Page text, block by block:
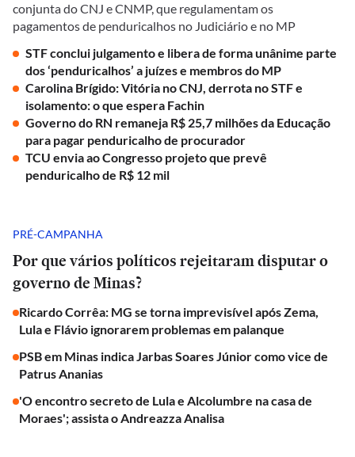
conjunta do CNJ e CNMP, que regulamentam os
pagamentos de penduricalhos no Judiciário e no MP
STF conclui julgamento e libera de forma unânime parte
dos ‘penduricalhos’ a juízes e membros do MP
Carolina Brígido: Vitória no CNJ, derrota no STF e
isolamento: o que espera Fachin
Governo do RN remaneja R$ 25,7 milhões da Educação
para pagar penduricalho de procurador
TCU envia ao Congresso projeto que prevê
penduricalho de R$ 12 mil
PRÉ-CAMPANHA
Por que vários políticos rejeitaram disputar o
governo de Minas?
Ricardo Corrêa: MG se torna imprevisível após Zema,
Lula e Flávio ignorarem problemas em palanque
PSB em Minas indica Jarbas Soares Júnior como vice de
Patrus Ananias
'O encontro secreto de Lula e Alcolumbre na casa de
Moraes'; assista o Andreazza Analisa